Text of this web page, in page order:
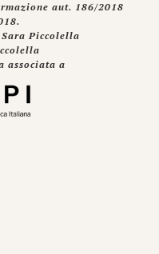
aut. 186/2018
Piccolella
associata a